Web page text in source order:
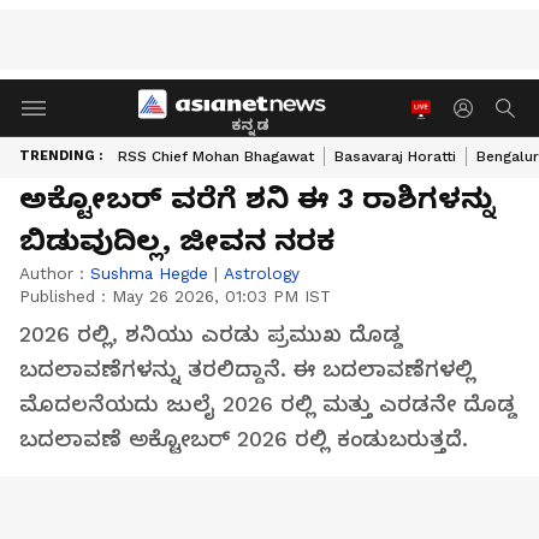
ಕನ್ನಡ
TRENDING : RSS Chief Mohan Bhagawat Basavaraj Horatti
ಅಕ್ಟೋಬರ್ ವರೆಗೆ ಶನಿ ಈ 3 ರಾಶಿಗಳನ್ನು
ಬಿಡುವುದಿಲ್ಲ, ಜೀವನ ನರಕ
Author : Sushma Hegde | Astrology
Published : May 26 2026, 01:03 PM IST
2026 ರಲ್ಲಿ, ಶನಿಯು ಎರಡು ಪ್ರಮುಖ ದೊಡ್ಡ
ಬದಲಾವಣೆಗಳನ್ನು ತರಲಿದ್ದಾನೆ. ಈ ಬದಲಾವಣೆಗಳಲ್ಲಿ
ಮೊದಲನೆಯದು ಜುಲೈ 2026 ರಲ್ಲಿ ಮತ್ತು ಎರಡನೇ ದೊಡ್ಡ
ಬದಲಾವಣೆ ಅಕ್ಟೋಬರ್ 2026 ರಲ್ಲಿ ಕಂಡುಬರುತ್ತದೆ.